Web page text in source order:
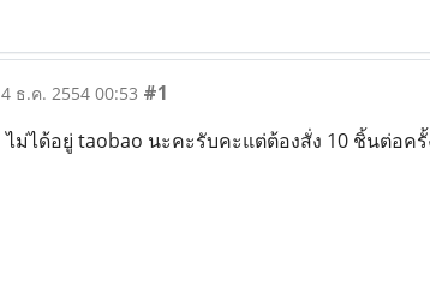
4 ธ.ค. 2554 00:53 #1
ไม่ได้อยู่ taobao นะคะรับคะแต่ต้องสั่ง 10 ชิ้นต่อค